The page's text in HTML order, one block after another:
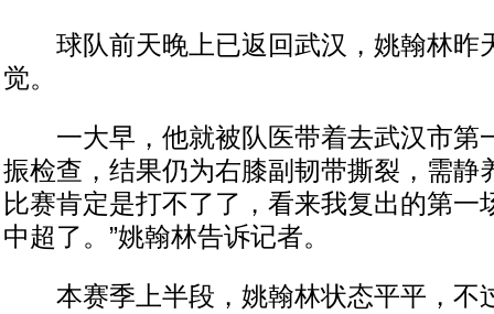
球队前天晚上已返回武汉，姚翰林昨
觉。
一大早，他就被队医带着去武汉市第
振检查，结果仍为右膝副韧带撕裂，需静
比赛肯定是打不了了，看来我复出的第一
中超了。”姚翰林告诉记者。
本赛季上半段，姚翰林状态平平，不